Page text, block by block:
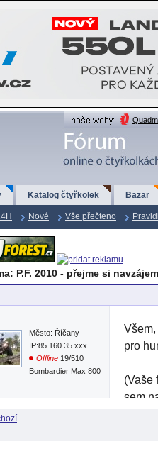
Katalog čtyřkolek Bazar
Nové Vše přečteno
P.F. 2010 - přejme si navzájem
Město: Říčany
IP:85.160.35.xxx
Offline 19/510
Bombardier Max 800
pro
(Vaše
sem